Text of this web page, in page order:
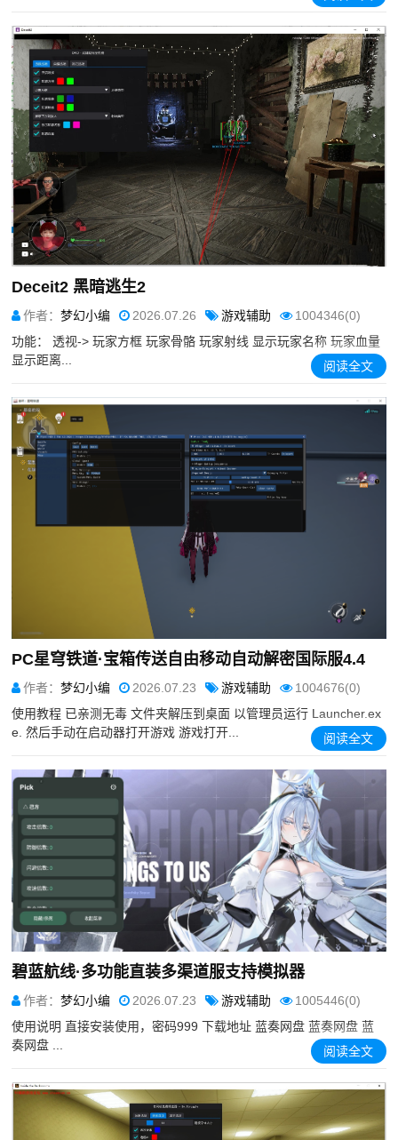
Deceit2 黑暗逃生2
作者：梦幻小编 2026.07.26 游戏辅助
1004346(0)
功能： 透视-> 玩家方框 玩家骨骼 玩家射线 显示玩家名称 玩家血量
显示距离...
阅读全文
PC星穹铁道·宝箱传送自由移动自动解密国际服4.4
作者：梦幻小编 2026.07.23 游戏辅助
1004676(0)
使用教程 已亲测无毒 文件夹解压到桌面 以管理员运行 Launcher.ex
e. 然后手动在启动器打开游戏 游戏打开...
阅读全文
碧蓝航线·多功能直装多渠道服支持模拟器
作者：梦幻小编 2026.07.23 游戏辅助
1005446(0)
使用说明 直接安装使用，密码999 下载地址 蓝奏网盘 蓝奏网盘 蓝
奏网盘 ...
阅读全文